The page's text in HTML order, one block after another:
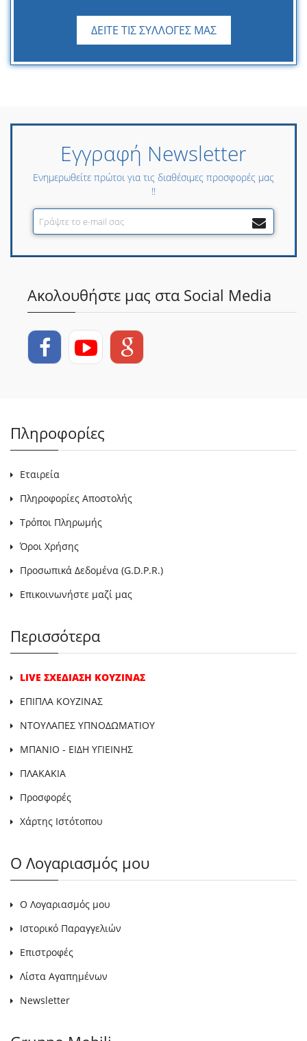
ΔΕΙΤΕ ΤΙΣ ΣΥΛΛΟΓΕΣ ΜΑΣ
Εγγραφή Newsletter
Ενημερωθείτε πρώτοι για τις διαθέσιμες προσφορές μας
!!
Ακολουθήστε μας στα Social Media
Πληροφορίες
Εταιρεία
Πληροφορίες Αποστολής
Τρόποι Πληρωμής
Όροι Χρήσης
Προσωπικά Δεδομένα (G.D.P.R.)
Επικοινωνήστε μαζί μας
Περισσότερα
LIVE ΣΧΕΔΙΑΣΗ ΚΟΥΖΙΝΑΣ
ΕΠΙΠΛΑ ΚΟΥΖΙΝΑΣ
ΝΤΟΥΛΑΠΕΣ ΥΠΝΟΔΩΜΑΤΙΟΥ
ΜΠΑΝΙΟ - ΕΙΔΗ ΥΓΙΕΙΝΗΣ
ΠΛΑΚΑΚΙΑ
Προσφορές
Χάρτης Ιστότοπου
Ο Λογαριασμός μου
Ο Λογαριασμός μου
Ιστορικό Παραγγελιών
Επιστροφές
Λίστα Αγαπημένων
Newsletter